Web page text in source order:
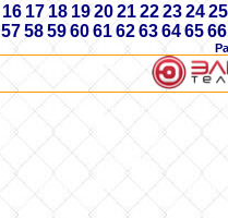
16 17 18 19 20 21 22 23 24 25
57 58 59 60 61 62 63 6465 66